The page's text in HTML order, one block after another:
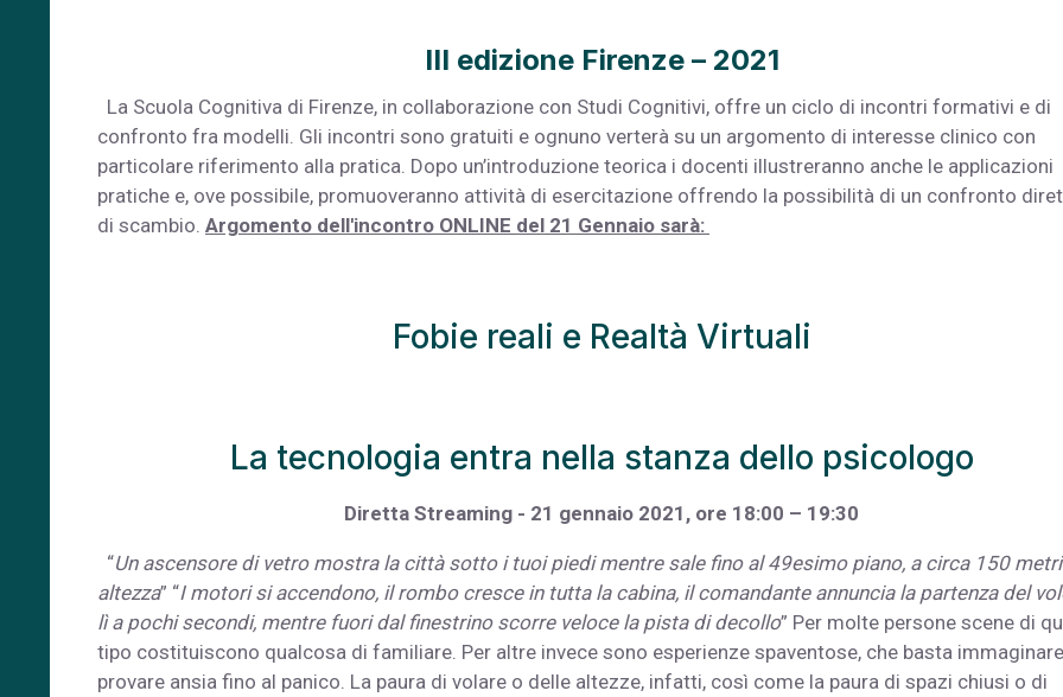
III edizione Firenze – 2021
La Scuola Cognitiva di Firenze, in collaborazione con Studi Cognitivi, offre un ciclo di incontri formativi e di
confronto fra modelli. Gli incontri sono gratuiti e ognuno verterà su un argomento di interesse clinico con
particolare riferimento alla pratica. Dopo un’introduzione teorica i docenti illustreranno anche le applicazioni
pratiche e, ove possibile, promuoveranno attività di esercitazione offrendo la possibilità di un confronto
di scambio. Argomento dell'incontro ONLINE del 21 Gennaio sarà:
Fobie reali e Realtà Virtuali
La tecnologia entra nella stanza dello psicologo
Diretta Streaming - 21 gennaio 2021, ore 18:00 – 19:30
“Un ascensore di vetro mostra la città sotto i tuoi piedi mentre sale fino al 49esimo piano, a circa 150
altezza” “I motori si accendono, il rombo cresce in tutta la cabina, il comandante annuncia la partenza del
lì a pochi secondi, mentre fuori dal finestrino scorre veloce la pista di decollo” Per molte persone scene di
tipo costituiscono qualcosa di familiare. Per altre invece sono esperienze spaventose, che basta
provare ansia fino al panico. La paura di volare o delle altezze, infatti, così come la paura di spazi chiusi o di